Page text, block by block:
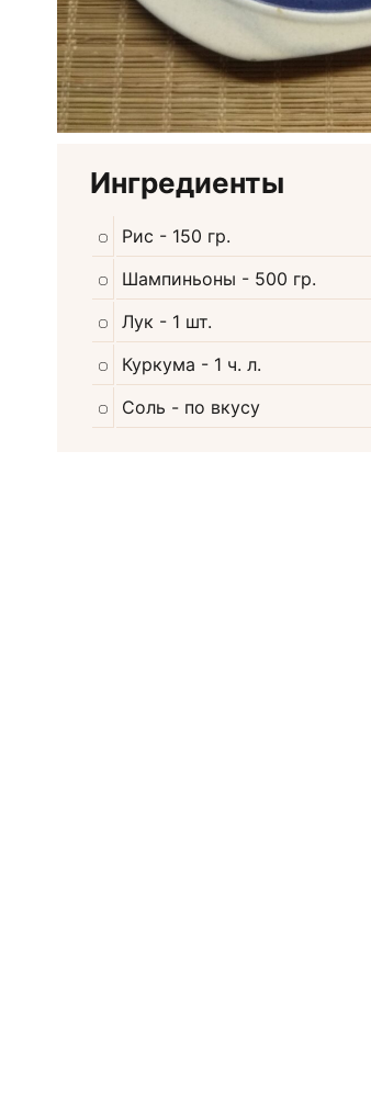
Ингредиенты
Рис - 150 гр.
Шампиньоны - 500 гр.
Лук - 1 шт.
Куркума - 1 ч. л.
Соль - по вкусу